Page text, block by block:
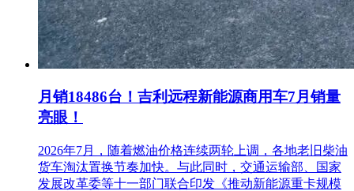
月销18486台！吉利远程新能源商用车7月销量
亮眼！
2026年7月，随着燃油价格连续两轮上调，各地老旧柴油
货车淘汰置换节奏加快。与此同时，交通运输部、国家
发展改革委等十一部门联合印发《推动新能源重卡规模